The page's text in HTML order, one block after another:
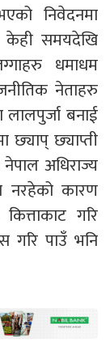
निवेदनमा
केही समयदेखि
धमाधम
नेताहरु
बनाई
छ्याप् छ्याप्ती
अधिराज्य
नरहेको कारण
गरि
गरि पाउँ भनि